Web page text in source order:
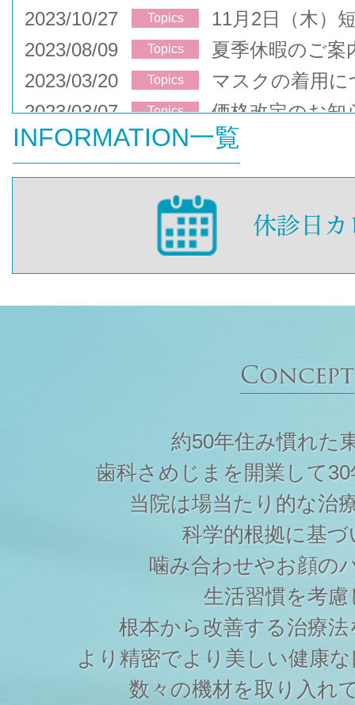
2023/10/27
Topics
11月2日（木）
2023/08/09
Topics
夏季休暇のご案
2023/03/20
Topics
マスクの着用に
2023/03/07
Topics 価格改定のお知
INFORMATION一覧
Concept
約50年住み慣れた
歯科さめじまを開業して
当院は場当たり的な治
科学的根拠に基づ
噛み合わせやお顔の
生活習慣を考慮
根本から改善する治療
より精密でより美しい健康
数々の機材を取り入れ